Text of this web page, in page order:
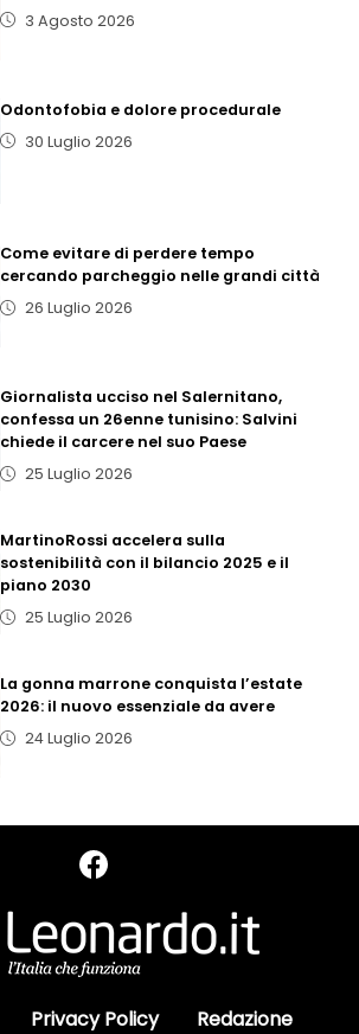
3 Agosto 2026
Odontofobia e dolore procedurale
30 Luglio 2026
Come evitare di perdere tempo
cercando parcheggio nelle grandi città
26 Luglio 2026
Giornalista ucciso nel Salernitano,
confessa un 26enne tunisino: Salvini
chiede il carcere nel suo Paese
25 Luglio 2026
MartinoRossi accelera sulla
sostenibilità con il bilancio 2025 e il
piano 2030
25 Luglio 2026
La gonna marrone conquista l’estate
2026: il nuovo essenziale da avere
24 Luglio 2026
Privacy Policy Redazione